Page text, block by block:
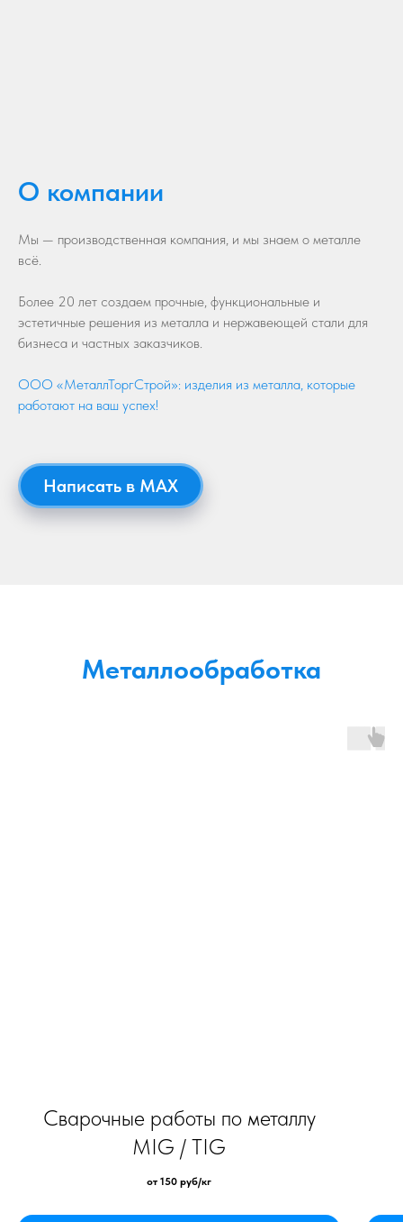
О компании
Мы — производственная компания, и мы знаем о металле
всё.
Более 20 лет создаем прочные, функциональные и
эстетичные решения из металла и нержавеющей стали для
бизнеса и частных заказчиков.
ООО «МеталлТоргСтрой»: изделия из металла, которые
работают на ваш успех!
Написать в MAX
Металлообработка
Сварочные работы по металлу
MIG / TIG
от 150 руб/кг